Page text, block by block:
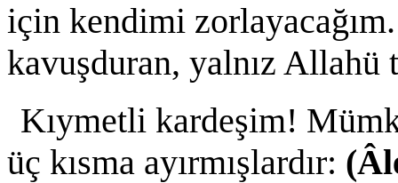
için kendimi
kavuşduran, yalnız Allahü
Kıymetli kardeşim!
üç kısma ayırmışlardır: